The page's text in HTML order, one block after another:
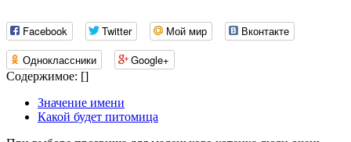
Facebook Twitter Мой мир
Вконтакте
Одноклассники
Google+
Содержимое: []
Значение имени
Какой будет питомица